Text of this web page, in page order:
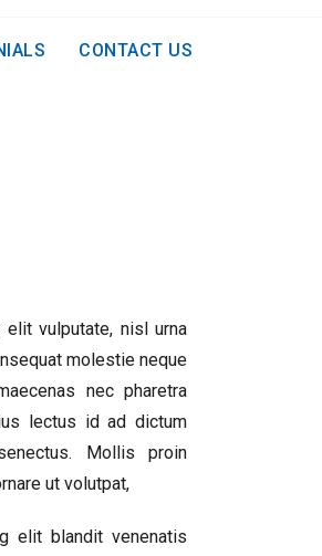
CONTACT US
vulputate, nisl urna
molestie neque
nec pharetra
lectus id ad dictum
Mollis proin
ut volutpat,
elit blandit venenatis